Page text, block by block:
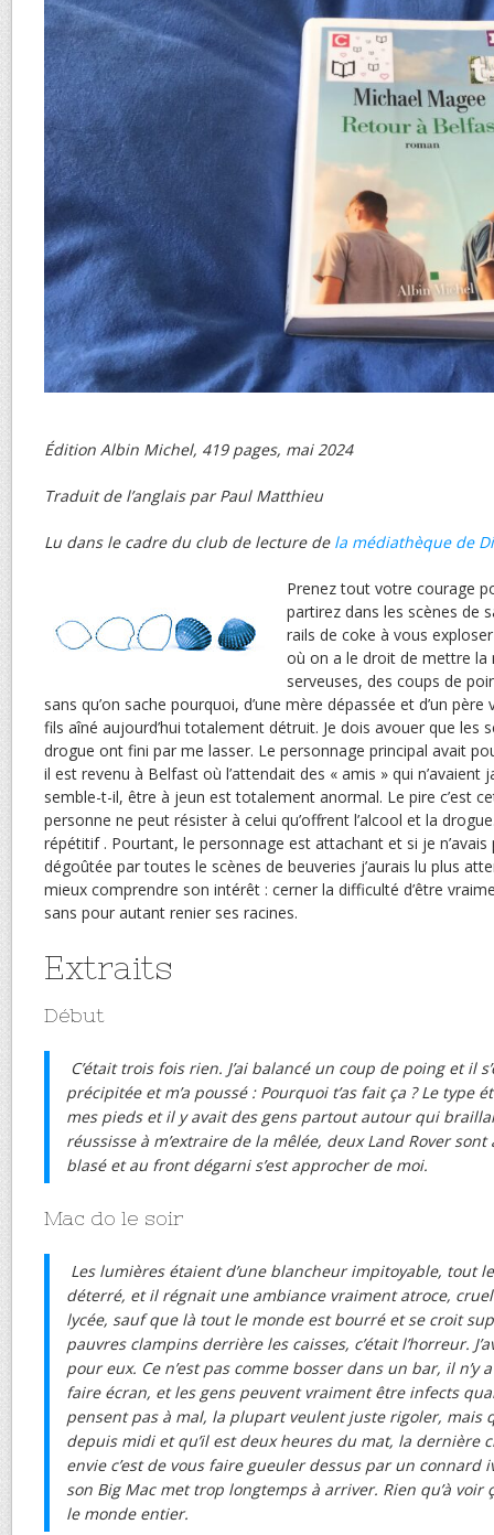
Édition Albin Michel, 419 pages, mai 2024
Traduit de l’anglais par Paul Matthieu
Lu dans le cadre du club de lecture de la médiathèque de
Prenez tout votre courage
partirez dans les scènes de
rails de coke à vous
où on a le droit de mettre la
serveuses, des coups de
sans qu’on sache pourquoi, d’une mère dépassée et d’un
fils aîné aujourd’hui totalement détruit. Je dois avouer que les
drogue ont fini par me lasser. Le personnage principal avait
il est revenu à Belfast où l’attendait des « amis » qui
semble-t-il, être à jeun est totalement anormal. Le pire c’est
personne ne peut résister à celui qu’offrent l’alcool et la
répétitif . Pourtant, le personnage est attachant et si je
dégoûtée par toutes le scènes de beuveries j’aurais lu plus
mieux comprendre son intérêt : cerner la difficulté d’être
sans pour autant renier ses racines.
Extraits
Début
C’était trois fois rien. J’ai balancé un coup de poing et il
précipitée et m’a poussé : Pourquoi t’as fait ça ? Le type
mes pieds et il y avait des gens partout autour qui
réussisse à m’extraire de la mêlée, deux Land Rover sont
blasé et au front dégarni s’est approcher de moi.
Mac do le soir
Les lumières étaient d’une blancheur impitoyable, tout
déterré, et il régnait une ambiance vraiment atroce,
lycée, sauf que là tout le monde est bourré et se croit
pauvres clampins derrière les caisses, c’était l’horreur.
pour eux. Ce n’est pas comme bosser dans un bar, il n’y
faire écran, et les gens peuvent vraiment être infects
pensent pas à mal, la plupart veulent juste rigoler, mais
depuis midi et qu’il est deux heures du mat, la dernière
envie c’est de vous faire gueuler dessus par un connard
son Big Mac met trop longtemps à arriver. Rien qu’à voir
le monde entier.